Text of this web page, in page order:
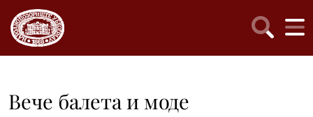
Вече балета и моде